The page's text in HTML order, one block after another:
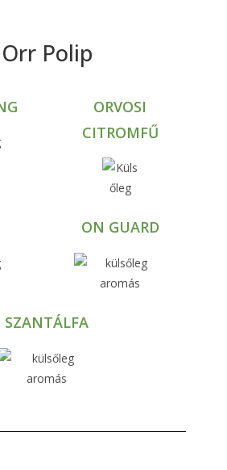
Orr Polip
ORVOSI
CITROMFŰ
ON GUARD
SZANTÁLFA